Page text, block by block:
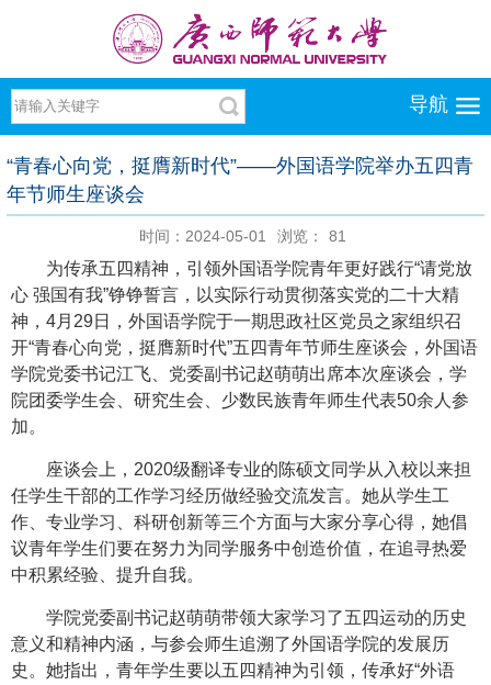
导航
“青春心向党，挺膺新时代”——外国语学院举办五四青
年节师生座谈会
时间：2024-05-01 浏览： 81
为传承五四精神，引领外国语学院青年更好践行“请党放
心 强国有我”铮铮誓言，以实际行动贯彻落实党的二十大精
神，4月29日，外国语学院于一期思政社区党员之家组织召
开“青春心向党，挺膺新时代”五四青年节师生座谈会，外国语
学院党委书记江飞、党委副书记赵萌萌出席本次座谈会，学
院团委学生会、研究生会、少数民族青年师生代表50余人参
加。
座谈会上，2020级翻译专业的陈硕文同学从入校以来担
任学生干部的工作学习经历做经验交流发言。她从学生工
作、专业学习、科研创新等三个方面与大家分享心得，她倡
议青年学生们要在努力为同学服务中创造价值，在追寻热爱
中积累经验、提升自我。
学院党委副书记赵萌萌带领大家学习了五四运动的历史
意义和精神内涵，与参会师生追溯了外国语学院的发展历
史。她指出，青年学生要以五四精神为引领，传承好“外语